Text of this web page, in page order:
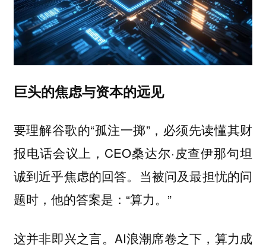
巨头的焦虑与资本的远见
要理解谷歌的“孤注一掷”，必须先读懂其财
报电话会议上，CEO桑达尔·皮查伊那句坦
诚到近乎焦虑的回答。当被问及最担忧的问
题时，他的答案是：“算力。”
这并非即兴之言。AI浪潮席卷之下，算力成